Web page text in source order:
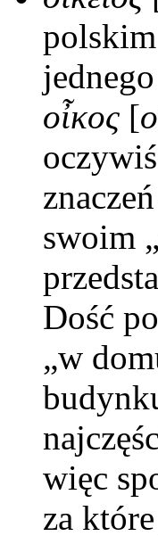
οἶκος [
swoim
Dość
„w
więc
za